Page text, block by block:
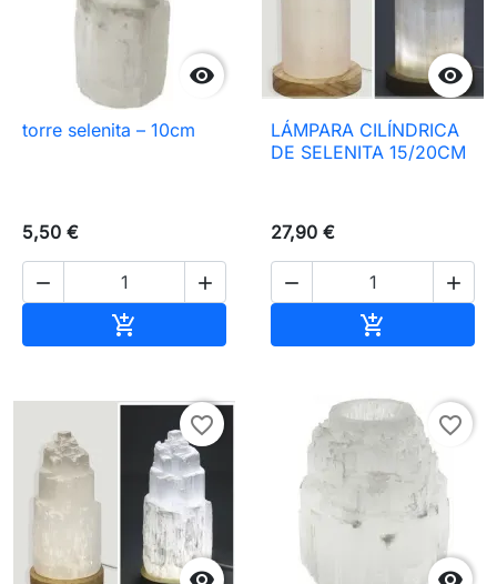

torre selenita – 10cm
5,50 €
 


LÁMPARA CILÍNDRICA
DE SELENITA 15/20CM
27,90 €
 

favorite_border favorite_border